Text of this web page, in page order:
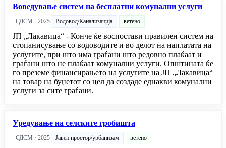
Воведување систем на бесплатни комунални услуги
СДСМ · 2025 Водовод/Канализација ветено
ЈП „Лакавица“ - Конче ќе воспостави правилен систем на
стопанисување со водоводите и во делот на наплатата на
услугите, при што има граѓани што редовно плаќаат и
граѓани што не плаќаат комунални услуги. Општината ќе
го преземе финансирањето на услугите на ЈП „Лакавица“
на товар на буџетот со цел да создаде еднакви комунални
услуги за сите граѓани.
Уредување на селските гробишта
СДСМ · 2025 Јавен простор/урбанизам ветено